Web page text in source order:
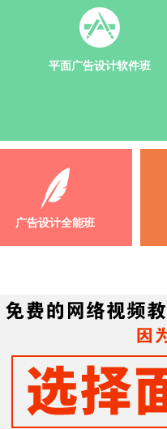
平面广告设计软件班
广告设计全能班